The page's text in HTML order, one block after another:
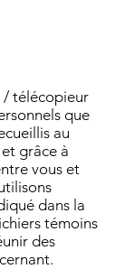
/ télécopieur
que
au
grâce à
vous et
dans la
témoins
des